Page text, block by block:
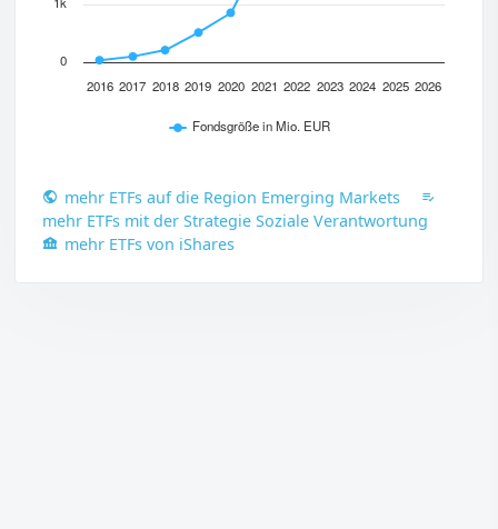
Fondsgröße in Mio. EUR
2016 2017 2018 2019 2020 2021 2022 2023 2024 2025 2026
0
mehr ETFs auf die Region Emerging Markets
mehr ETFs mit der Strategie Soziale Verantwortung
mehr ETFs von iShares